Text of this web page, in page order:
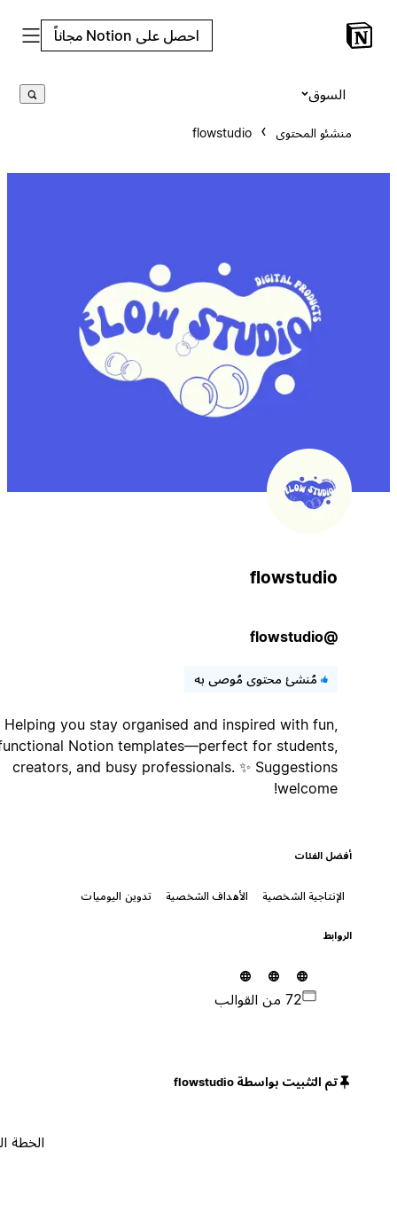
احصل على Notion مجاناً
منشئو المحتوى flowstudio
flowstudio
مُنشئ محتوى مُوصى به
Helping you stay organised and inspired with fun,
functional Notion templates—perfect for students,
creators, and busy professionals. ✨ Suggestions
welcome!
أفضل الفئات
الإنتاجية الشخصية الأهداف الشخصية تدوين اليوميات
تم التثبيت بواسطة flowstudio
الخطة المجانية